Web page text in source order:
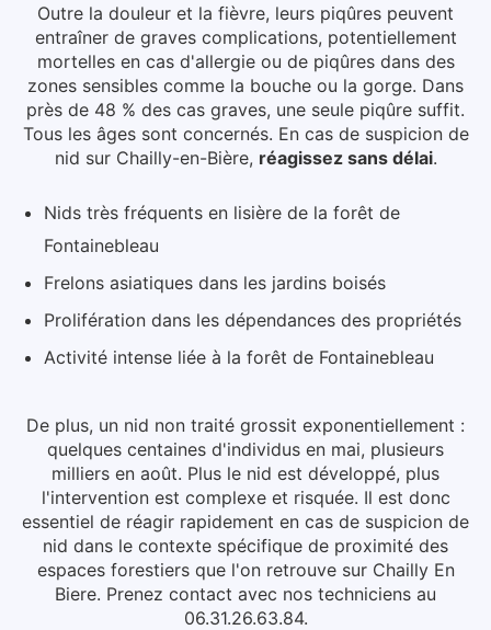
Outre la douleur et la fièvre, leurs piqûres peuvent
entraîner de graves complications, potentiellement
mortelles en cas d'allergie ou de piqûres dans des
zones sensibles comme la bouche ou la gorge. Dans
près de 48 % des cas graves, une seule piqûre suffit.
Tous les âges sont concernés. En cas de suspicion de
nid sur Chailly-en-Bière, réagissez sans délai.
Nids très fréquents en lisière de la forêt de
Fontainebleau
Frelons asiatiques dans les jardins boisés
Prolifération dans les dépendances des propriétés
Activité intense liée à la forêt de Fontainebleau
De plus, un nid non traité grossit exponentiellement :
quelques centaines d'individus en mai, plusieurs
milliers en août. Plus le nid est développé, plus
l'intervention est complexe et risquée. Il est donc
essentiel de réagir rapidement en cas de suspicion de
nid dans le contexte spécifique de proximité des
espaces forestiers que l'on retrouve sur Chailly En
Biere. Prenez contact avec nos techniciens au
06.31.26.63.84.